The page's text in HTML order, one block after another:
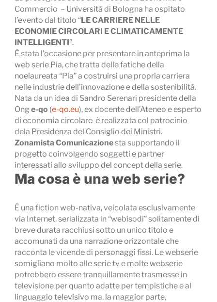
Commercio – Università di Bologna ha ospitato
l’evento dal titolo “LE CARRIERE NELLE
ECONOMIE CIRCOLARI E CLIMATICAMENTE
INTELLIGENTI”.
È stata l’occasione per presentare in anteprima la
web serie Pia, che tratta delle fatiche della
noelaureata “Pia” a costruirsi una propria carriera
nelle industrie dell’innovazione e della sostenibilità.
Nata da un idea di Sandro Serenari presidente della
Ong e-qo (e-qo.eu), ex docente dell’Ateneo e esperto
di economia circolare è realizzata col patrocinio
dela Presidenza del Consiglio dei Ministri.
Zonamista Comunicazionesta supportando il
progetto coinvolgendo soggetti e partner
interessati allo sviluppo del concept della serie.
Ma cosa è una web serie?
È una fiction web-nativa, veicolata esclusivamente
via Internet, serializzata in “webisodi” solitamente di
breve durata racchiusi sotto un unico titolo e
accomunati da una narrazione orizzontale che
racconta le vicende di personaggi fissi. Le webserie
somigliano molto alle serie tv e molte webserie
potrebbero essere tranquillamente trasmesse in
televisione per quanto adatte per tempistiche e al
linguaggio televisivo ma, la maggior parte,